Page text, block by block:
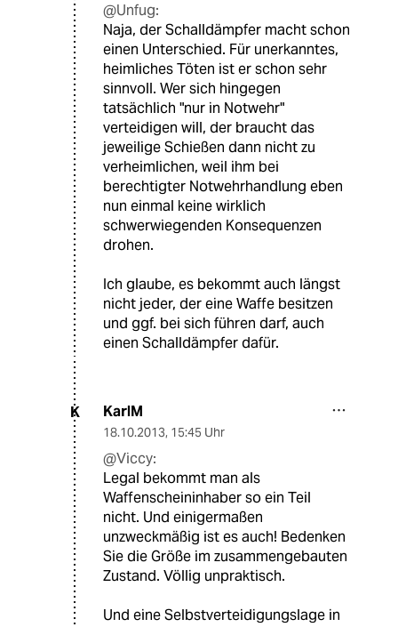
@Unfug:
Naja, der Schalldämpfer macht schon
einen Unterschied. Für unerkanntes,
heimliches Töten ist er schon sehr
sinnvoll. Wer sich hingegen
tatsächlich "nur in Notwehr"
verteidigen will, der braucht das
jeweilige Schießen dann nicht zu
verheimlichen, weil ihm bei
berechtigter Notwehrhandlung eben
nun einmal keine wirklich
schwerwiegenden Konsequenzen
drohen.
Ich glaube, es bekommt auch längst
nicht jeder, der eine Waffe besitzen
und ggf. bei sich führen darf, auch
einen Schalldämpfer dafür.
K KarlM
18.10.2013, 15:45 Uhr
@Viccy:
Legal bekommt man als
Waffenscheininhaber so ein Teil
nicht. Und einigermaßen
unzweckmäßig ist es auch! Bedenken
Sie die Größe im zusammengebauten
Zustand. Völlig unpraktisch.
Und eine Selbstverteidigungslage in